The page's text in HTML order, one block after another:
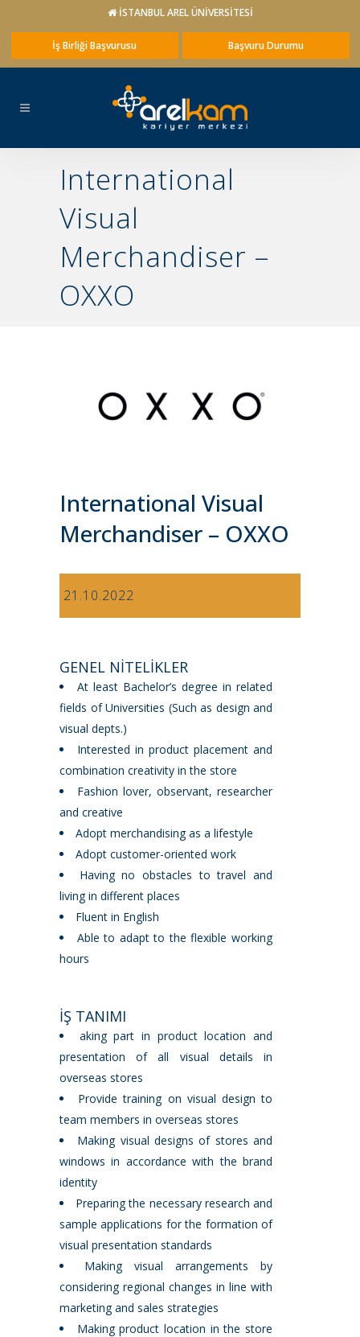
İSTANBUL AREL ÜNİVERSİTESİ
İş Birliği Başvurusu Başvuru Durumu
International
Visual
Merchandiser –
OXXO
International Visual
Merchandiser – OXXO
21.10.2022
GENEL NİTELİKLER
At least Bachelor’s degree in related
fields of Universities (Such as design and
visual depts.)
Interested in product placement and
combination creativity in the store
Fashion lover, observant, researcher
and creative
Adopt merchandising as a lifestyle
Adopt customer-oriented work
Having no obstacles to travel and
living in different places
Fluent in English
Able to adapt to the flexible working
hours
İŞ TANIMI
aking part in product location and
presentation of all visual details in
overseas stores
Provide training on visual design to
team members in overseas stores
Making visual designs of stores and
windows in accordance with the brand
identity
Preparing the necessary research and
sample applications for the formation of
visual presentation standards
Making visual arrangements by
considering regional changes in line with
marketing and sales strategies
Making product location in the store